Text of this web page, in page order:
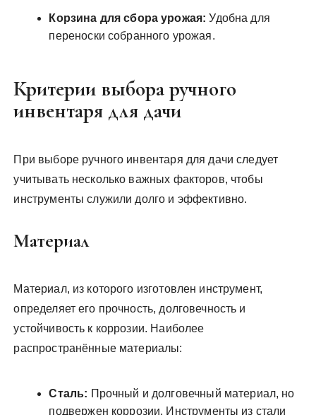
Корзина для сбора урожая: Удобна для
переноски собранного урожая.
Критерии выбора ручного
инвентаря для дачи
При выборе ручного инвентаря для дачи следует
учитывать несколько важных факторов, чтобы
инструменты служили долго и эффективно.
Материал
Материал, из которого изготовлен инструмент,
определяет его прочность, долговечность и
устойчивость к коррозии. Наиболее
распространённые материалы:
Сталь: Прочный и долговечный материал, но
подвержен коррозии. Инструменты из стали